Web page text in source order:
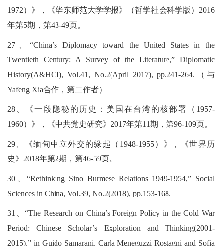
1972）》，《华东师范大学学报》（哲学社会科学版）2016
年第5期，第43-49页。
27、“China’s Diplomacy toward the United States in the
Twentieth Century: A Survey of the Literature,” Diplomatic
History(A&HCI), Vol.41, No.2(April 2017), pp.241-264.（与
Yafeng Xia合作，第二作者）
28、《一段隐秘的历史：美国在台湾的核部署（1957-
1960）》，《中共党史研究》2017年第11期，第96-109页。
29、《缅甸中立外交的缘起（1948-1955）》，《世界历
史》2018年第2期，第46-59页。
30、“Rethinking Sino Burmese Relations 1949-1954,” Social
Sciences in China, Vol.39, No.2(2018), pp.153-168.
31、“The Research on China’s Foreign Policy in the Cold War
Period: Chinese Scholar’s Exploration and Thinking(2001-
2015),” in Guido Samarani, Carla Meneguzzi Rostagni and Sofia